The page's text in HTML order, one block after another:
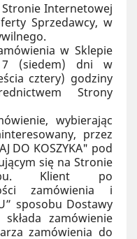
Internetowej
Sprzedawcy, w
w Sklepie
7 (siedem) dni w
cztery) godziny
Strony
wybierając
przez
DO KOSZYKA" pod
się na Stronie
Klient po
zamówienia i
sposobu Dostawy
zamówienie
zamówienia do